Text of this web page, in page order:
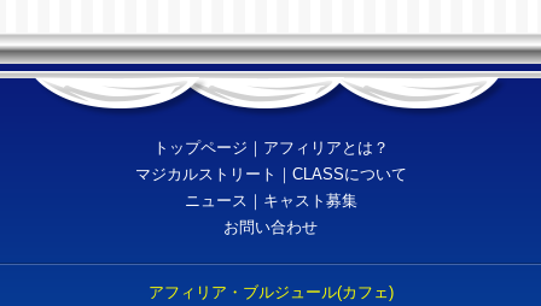
トップページ ｜ アフィリアとは？
マジカルストリート ｜ CLASSについて
ニュース ｜ キャスト募集
お問い合わせ
アフィリア・ブルジュール(カフェ)